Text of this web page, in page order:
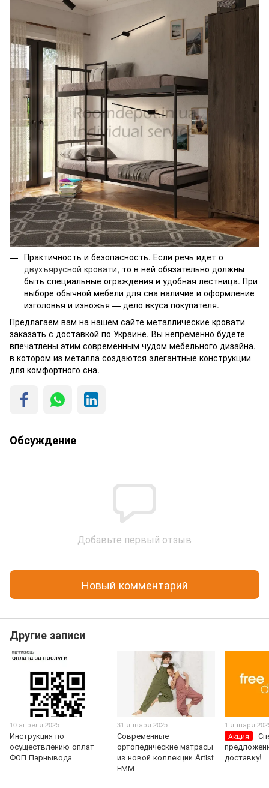
Практичность и безопасность. Если речь идёт о
двухъярусной кровати, то в ней обязательно должны
быть специальные ограждения и удобная лестница. При
выборе обычной мебели для сна наличие и оформление
изголовья и изножья — дело вкуса покупателя.
Предлагаем вам на нашем сайте металлические кровати
заказать с доставкой по Украине. Вы непременно будете
впечатлены этим современным чудом мебельного дизайна,
в котором из металла создаются элегантные конструкции
для комфортного сна.
Обсуждение
Добавьте первый отзыв
Новый комментарий
Другие записи
10 апреля 2025
Инструкция по
осуществлению оплат
ФОП Парнывода
31 января 2025
Современные
ортопедические матрасы
из новой коллекции Artist
ЕММ
1 января
Акция
доставку!